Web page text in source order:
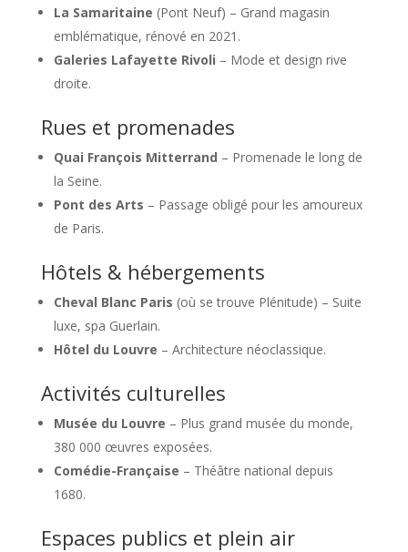
La Samaritaine (Pont Neuf) – Grand magasin
emblématique, rénové en 2021.
Galeries Lafayette Rivoli – Mode et design rive
droite.
Rues et promenades
Quai François Mitterrand – Promenade le long de
la Seine.
Pont des Arts – Passage obligé pour les amoureux
de Paris.
Hôtels & hébergements
Cheval Blanc Paris (où se trouve Plénitude) – Suite
luxe, spa Guerlain.
Hôtel du Louvre – Architecture néoclassique.
Activités culturelles
Musée du Louvre – Plus grand musée du monde,
380 000 œuvres exposées.
Comédie-Française – Théâtre national depuis
1680.
Espaces publics et plein air